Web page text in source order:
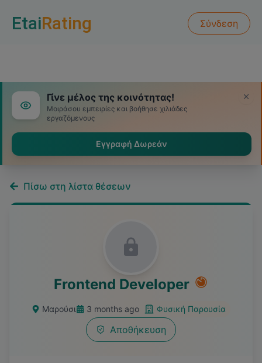
EtaiRating Σύνδεση
Γίνε μέλος της κοινότητας!
Μοιράσου εμπειρίες και βοήθησε χιλιάδες
εργαζόμενους
Εγγραφή Δωρεάν
Πίσω στη λίστα θέσεων
Frontend Developer
Μαρούσι 3 months ago Φυσική Παρουσία
Αποθήκευση